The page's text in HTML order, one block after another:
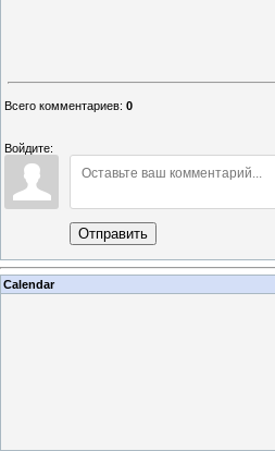
Всего комментариев: 0
Войдите:
Отправить
Calendar